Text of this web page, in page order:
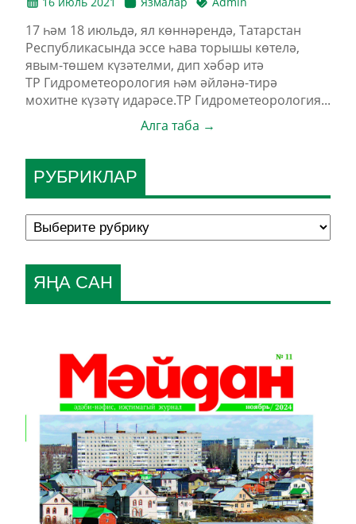
17 һәм 18 июльдә, ял көннәрендә, Татарстан
Республикасында эссе һава торышы көтелә,
явым-төшем күзәтелми, дип хәбәр итә
ТР Гидрометеорология һәм әйләнә-тирә
мохитне күзәтү идарәсе.ТР Гидрометеорология...
Алга таба →
РУБРИКЛАР
ЯҢА САН